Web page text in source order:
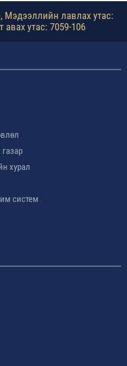
Мэдээллийн лавлах утас:
авах утас: 7059-106
хурал
систем